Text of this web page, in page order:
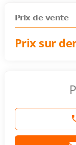
Prix de vente
Prix sur